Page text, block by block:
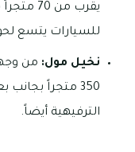
يقرب
للسيارات يتسع لحوالي 1600
نخيل مول: من
350 متجراً
الترفيهية أيضاً.